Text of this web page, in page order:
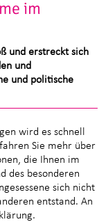
im
und erstreckt sich
und
und politische
wird es schnell
Sie mehr über
die Ihnen im
des besonderen
sich nicht
entstand. An